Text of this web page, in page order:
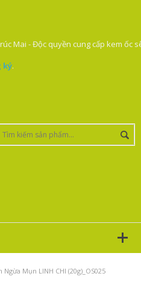
Mai - Độc quyền cung cấp kem ốc
ký.
Mụn LINH CHI (20g)_OS025